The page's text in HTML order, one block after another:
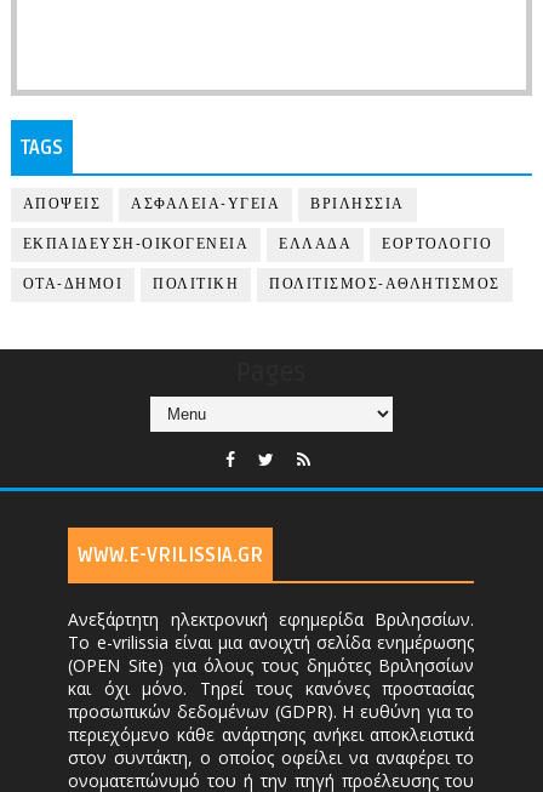
TAGS
ΑΠΟΨΕΙΣ ΑΣΦΑΛΕΙΑ-ΥΓΕΙΑ ΒΡΙΛΗΣΣΙΑ
ΕΚΠΑΙΔΕΥΣΗ-ΟΙΚΟΓΕΝΕΙΑ ΕΛΛΑΔΑ ΕΟΡΤΟΛΟΓΙΟ
ΟΤΑ-ΔΗΜΟΙ ΠΟΛΙΤΙΚΗ ΠΟΛΙΤΙΣΜΟΣ-ΑΘΛΗΤΙΣΜΟΣ
WWW.E-VRILISSIA.GR
Ανεξάρτητη ηλεκτρονική εφημερίδα Βριλησσίων.
Το e-vrilissia είναι μια ανοιχτή σελίδα ενημέρωσης
(OPEN Site) για όλους τους δημότες Βριλησσίων
και όχι μόνο. Τηρεί τους κανόνες προστασίας
προσωπικών δεδομένων (GDPR). Η ευθύνη για το
περιεχόμενο κάθε ανάρτησης ανήκει αποκλειστικά
στον συντάκτη, ο οποίος οφείλει να αναφέρει το
ονοματεπώνυμό του ή την πηγή προέλευσης του